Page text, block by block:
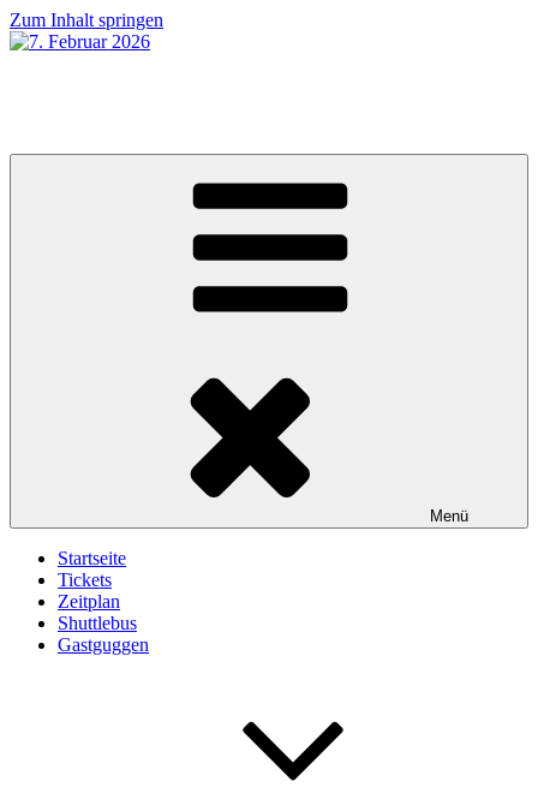
Zum Inhalt springen
Menü
Startseite
Tickets
Zeitplan
Shuttlebus
Gastguggen